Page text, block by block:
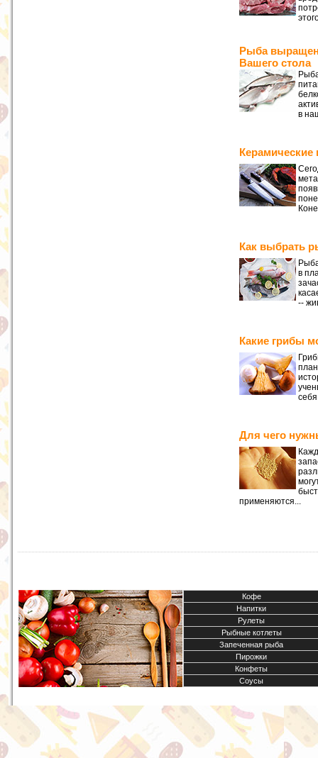
Рыба
Вашего стола
в
Керамические
Как выбрать
в
--
Какие грибы
Для чего
применяются...
Кофе
Напитки
Рулеты
Рыбные котлеты
Запеченная рыба
Пирожки
Конфеты
Соусы